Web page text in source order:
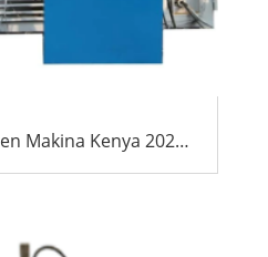
Hormigoizko Blokeen Makina Kenya 2026: Nazioarteko erosleentzako gida aditua & Eragileak